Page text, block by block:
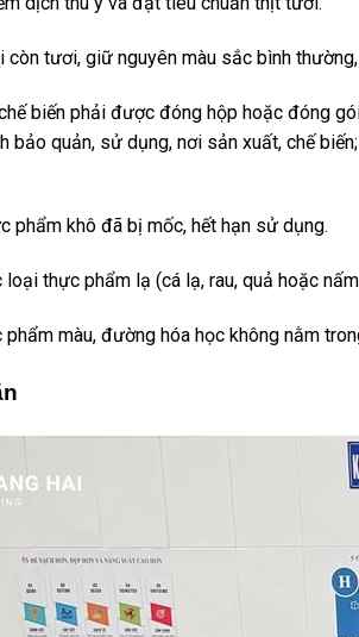
còn tươi, giữ nguyên màu sắc bình
biến phải được đóng hộp hoặc đóng
bảo quản, sử dụng, nơi sản xuất, chế
phẩm khô đã bị mốc, hết hạn sử dụng.
thực phẩm lạ (cá lạ, rau, quả hoặc
màu, đường hóa học không nằm